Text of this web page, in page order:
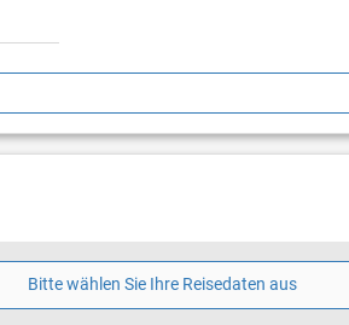
Bitte wählen Sie Ihre Reisedaten aus